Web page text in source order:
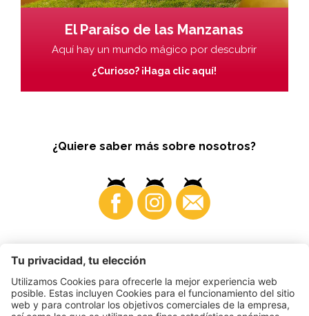
El Paraíso de las Manzanas
Aquí hay un mundo mágico por descubrir
¿Curioso? ¡Haga clic aquí!
¿Quiere saber más sobre nosotros?
Business